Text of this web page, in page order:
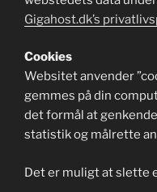
Gigahost.dk’s
Cookies
Websitet anvender
gemmes på din
det formål at
statistik og målrette
Det er muligt at slette